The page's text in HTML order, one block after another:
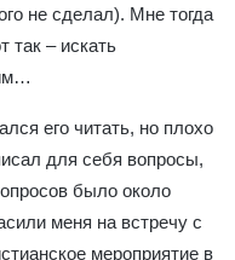
не сделал). Мне тогда
так – искать
его читать, но плохо
для себя вопросы,
было около
меня на встречу с
мероприятие в